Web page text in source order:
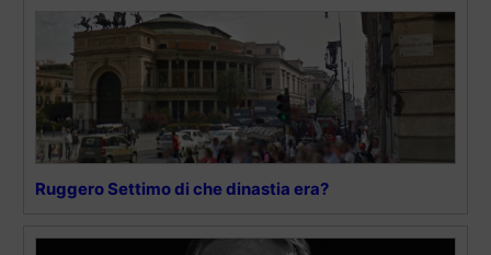
Ruggero Settimo di che dinastia era?